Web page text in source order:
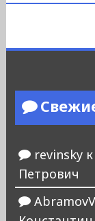
revinskyк
Петрович